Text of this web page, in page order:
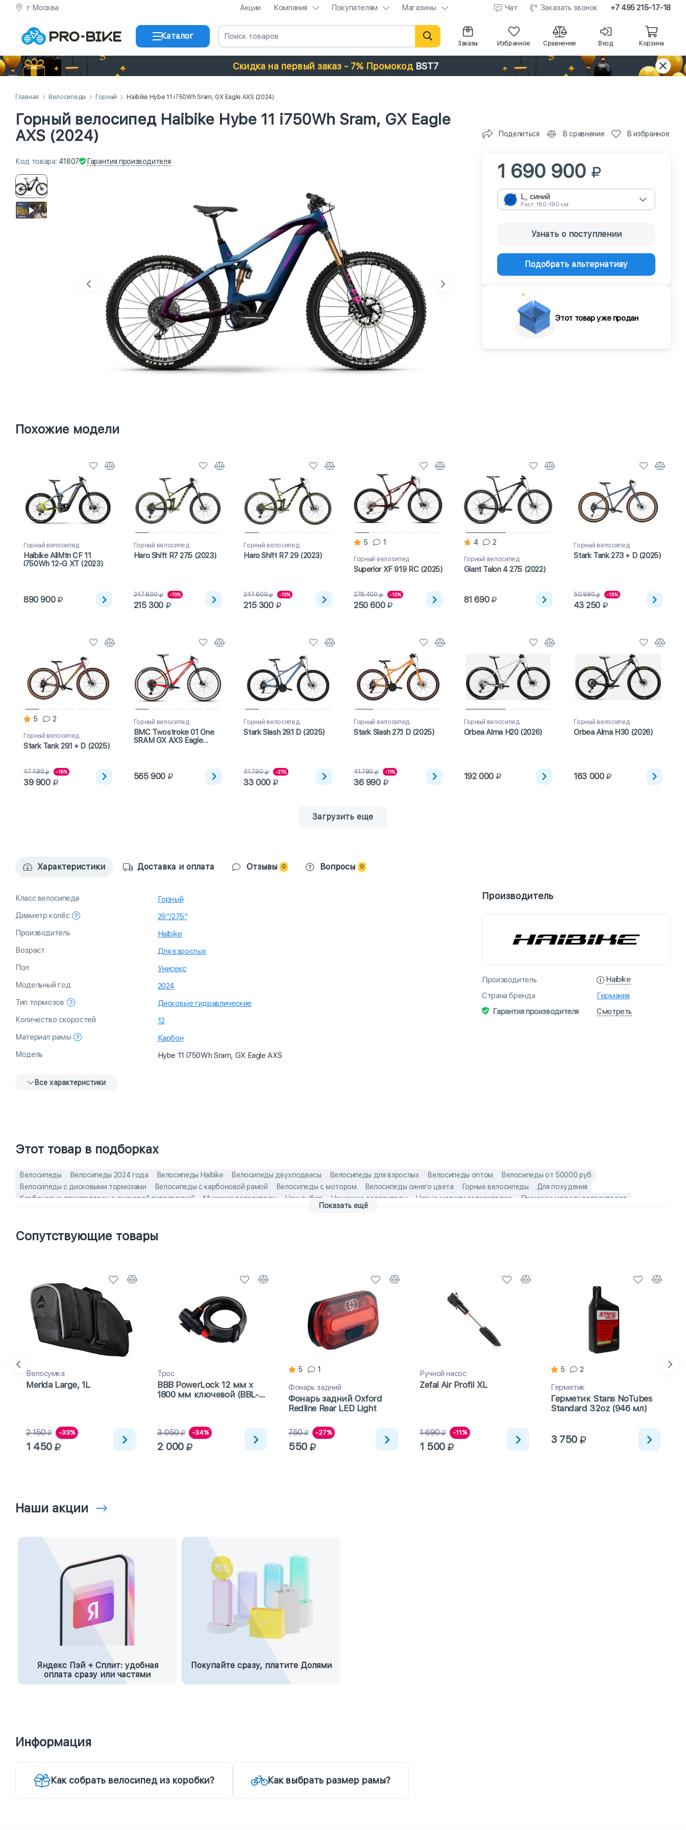
г Москва Акции Компания Покупателям Магазины Чат Заказать звонок +7 495 215-17-18
Каталог
Заказы Избранное Сравнение Вход Корзина
Скидка на первый заказ - 7% Промокод BST7
Главная Велосипеды Горный Haibike Hybe 11 i750Wh Sram, GX Eagle AXS (2024)
Горный велосипед Haibike Hybe 11 i750Wh Sram, GX Eagle
AXS (2024)
Поделиться В сравнение В избранное
Код товара: 41807 Гарантия производителя 1 690 900
L, синий
Рост: 180-190 см
Узнать о поступлении
Подобрать альтернативу
Этот товар уже продан
Похожие модели
Горный велосипед
Haibike AllMtn CF 11
i750Wh 12-G XT (2023)
890 900
Горный велосипед
Haro Shift R7 27.5 (2023)
247 600 -13%
215 300
Горный велосипед
Haro Shift R7 29 (2023)
247 600 -13%
215 300
5 1
Горный велосипед
Superior XF 919 RC (2025)
278 400 -10%
250 600
4 2
Горный велосипед
Giant Talon 4 27.5 (2022)
81 690
Горный велосипед
Stark Tank 27.3 + D (2025)
50 990 -15%
43 250
5 2
Горный велосипед
Stark Tank 29.1 + D (2025)
47 490 -16%
39 900
Горный велосипед
BMC Twostroke 01 One
SRAM GX AXS Eagle
565 900
Горный велосипед
Stark Slash 29.1 D (2025)
41 790 -21%
33 000
Горный велосипед
Stark Slash 27.1 D (2025)
41 790 -11%
36 990
Горный велосипед
Orbea Alma H20 (2026)
192 000
Горный велосипед
Orbea Alma H30 (2026)
163 000
Загрузить еще
Характеристики Доставка и оплата Отзывы 0 Вопросы 0
Класс велосипеда
Горный
Диаметр колёс
29"/27.5"
Производитель
Haibike
Возраст
Для взрослых
Пол
Унисекс
Модельный год
2024
Тип тормозов
Дисковые гидравлические
Количество скоростей
12
Материал рамы
Карбон
Модель
Hybe 11 i750Wh Sram, GX Eagle AXS
Все характеристики
Производитель
Производитель
Haibike
Страна бренда
Германия
Гарантия производителя
Смотреть
Этот товар в подборках
Велосипеды Велосипеды 2024 года Велосипеды Haibike Велосипеды двухподвесы Велосипеды для взрослых Велосипеды оптом
Велосипеды от 50000 руб
Велосипеды с дисковыми тормозами
Велосипеды с карбоновой рамой Велосипеды с мотором Велосипеды синего цвета Горные велосипеды
Для похудения
Карбоновые двухподвесы с дисковой гидравликой
Мужские велосипеды Наш выбор Немецкие велосипеды Новые модели велосипедов
Премиум-модели велосипедов
Горные велосипеды 12 скоростей
лёгкие взрослые велосипеды
лучшие взрослые велосипеды
Показать ещё
Сопутствующие товары
Велосумка
Merida Large, 1L
2 150 -33%
1 450
Трос
BBB PowerLock 12 мм x
1800 мм ключевой (BBL-
3 050 -34%
2 000
5 1
Фонарь задний
Фонарь задний Oxford
Redline Rear LED Light
750 -27%
550
Ручной насос
Zefal Air Profil XL
1 690 -11%
1 500
5 2
Герметик
Герметик Stans NoTubes
Standard 32oz (946 мл)
3 750
Наши акции
Яндекс Пэй + Сплит: удобная
оплата сразу или частями
Покупайте сразу, платите Долями
Информация
Как собрать велосипед из коробки? Как выбрать размер рамы?